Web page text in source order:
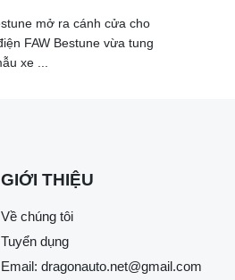
thể kể đến là BYD - một thương
thác các thị trường khác như
mở ra cánh cửa cho
FAW Bestune vừa tung
xe ...
GIỚI THIỆU
Về chúng tôi
Tuyển dụng
Email: dragonauto.net@gmail.com